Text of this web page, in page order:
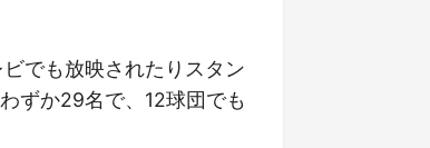
でも放映されたりスタン
ずか29名で、12球団でも